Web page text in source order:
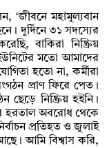
‘জীবনে মহামূল্যবান
দুর্দিনে ৩১ সদস্যের
বাকিরা নিষ্ক্রিয়
মতো আমাদের
হতো না, কর্মীরা
প্রাণ ফিরে পেত।
নিষ্ক্রিয় হইনি।
হরতাল অবরোধ থেকে
প্রতিহত ও জুলাই
আমি বিশ্বাস করি,